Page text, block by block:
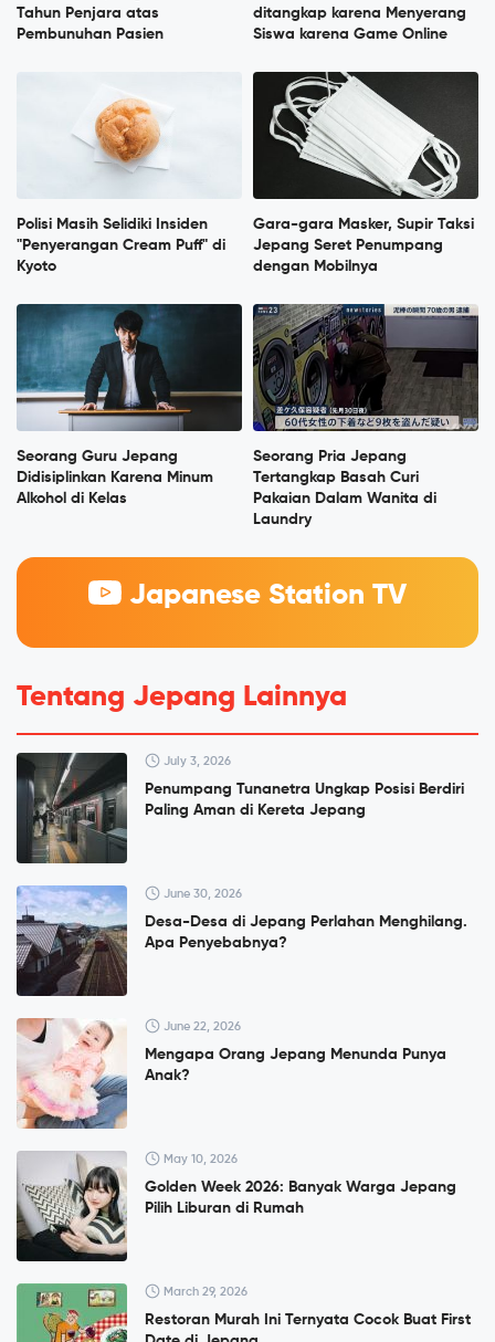
Tahun Penjara atas
Pembunuhan Pasien
ditangkap karena Menyerang
Siswa karena Game Online
Polisi Masih Selidiki Insiden
"Penyerangan Cream Puff" di
Kyoto
Gara-gara Masker, Supir Taksi
Jepang Seret Penumpang
dengan Mobilnya
Seorang Guru Jepang
Didisiplinkan Karena Minum
Alkohol di Kelas
Seorang Pria Jepang
Tertangkap Basah Curi
Pakaian Dalam Wanita di
Laundry
Japanese Station TV
Tentang Jepang Lainnya
July 3, 2026
Penumpang Tunanetra Ungkap Posisi Berdiri
Paling Aman di Kereta Jepang
June 30, 2026
Desa-Desa di Jepang Perlahan Menghilang.
Apa Penyebabnya?
June 22, 2026
Mengapa Orang Jepang Menunda Punya
Anak?
May 10, 2026
Golden Week 2026: Banyak Warga Jepang
Pilih Liburan di Rumah
March 29, 2026
Restoran Murah Ini Ternyata Cocok Buat First